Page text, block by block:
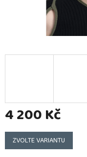
4 200 Kč
Měrná
cena:
ZVOLTE VARIANTU